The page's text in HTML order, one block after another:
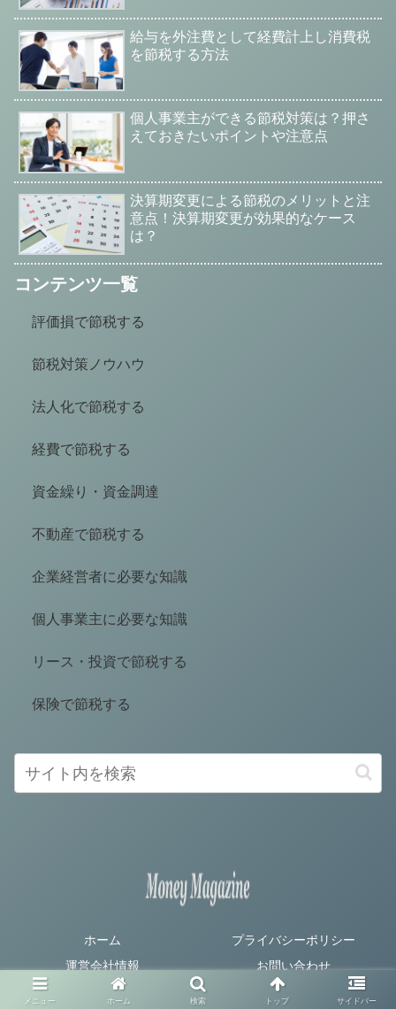
給与を外注費として経費計上し消費税
を節税する方法
個人事業主ができる節税対策は？押さ
えておきたいポイントや注意点
決算期変更による節税のメリットと注
意点！決算期変更が効果的なケース
は？
コンテンツ一覧
評価損で節税する
節税対策ノウハウ
法人化で節税する
経費で節税する
資金繰り・資金調達
不動産で節税する
企業経営者に必要な知識
個人事業主に必要な知識
リース・投資で節税する
保険で節税する
ホーム
プライバシーポリシー
運営会社情報
お問い合わせ
© 2020 マネマガジン｜節税・資金管理の専門メディア.
メニュー ホーム 検索 トップ サイドバー